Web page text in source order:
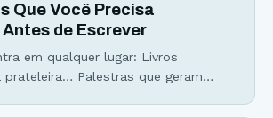
muito
Que Você Precisa
Antes de Escrever
em qualquer lugar: Livros
prateleira… Palestras que geram